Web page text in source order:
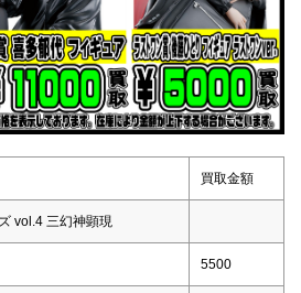
買取金額
vol.4 三幻神顕現
5500